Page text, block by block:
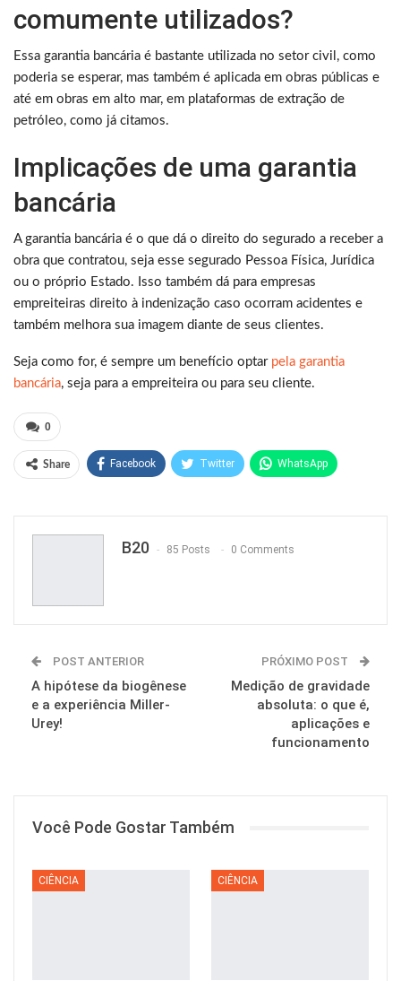
comumente utilizados?
Essa garantia bancária é bastante utilizada no setor civil, como
poderia se esperar, mas também é aplicada em obras públicas e
até em obras em alto mar, em plataformas de extração de
petróleo, como já citamos.
Implicações de uma garantia
bancária
A garantia bancária é o que dá o direito do segurado a receber a
obra que contratou, seja esse segurado Pessoa Física, Jurídica
ou o próprio Estado. Isso também dá para empresas
empreiteiras direito à indenização caso ocorram acidentes e
também melhora sua imagem diante de seus clientes.
Seja como for, é sempre um benefício optar pela garantia
bancária, seja para a empreiteira ou para seu cliente.
0
Share Facebook Twitter WhatsApp
B20 85 Posts 0 Comments
POST ANTERIOR
A hipótese da biogênese
e a experiência Miller-
Urey!
PRÓXIMO POST
Medição de gravidade
absoluta: o que é,
aplicações e
funcionamento
Você Pode Gostar Também
CIÊNCIA CIÊNCIA